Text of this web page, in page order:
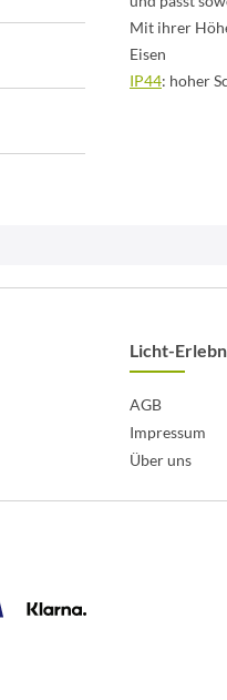
Mit ihrer
Eisen
IP44: hoher
Licht-
AGB
Impressum
Über uns